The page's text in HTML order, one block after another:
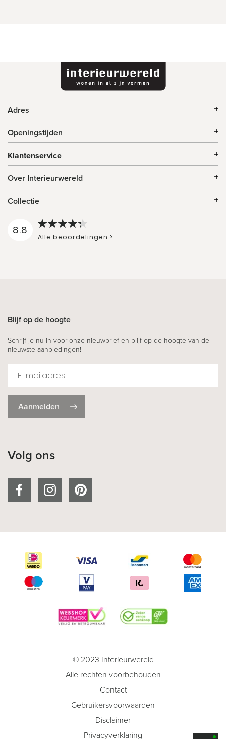
Adres
Openingstijden
Klantenservice
Over Interieurwereld
Collectie
8.8
Alle beoordelingen >
Blijf op de hoogte
Schrijf je nu in voor onze nieuwbrief en blijf op de hoogte van de
nieuwste aanbiedingen!
Aanmelden
Volg ons
© 2023 Interieurwereld
Alle rechten voorbehouden
Contact
Gebruikersvoorwaarden
Disclaimer
Privacyverklaring